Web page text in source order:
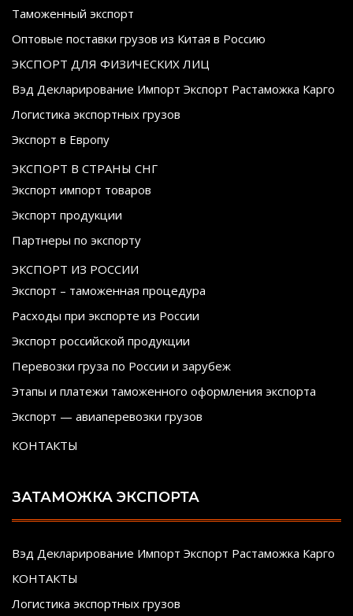
Таможенный экспорт
Оптовые поставки грузов из Китая в Россию
ЭКСПОРТ ДЛЯ ФИЗИЧЕСКИХ ЛИЦ
Вэд Декларирование Импорт Экспорт Растаможка Карго
Логистика экспортных грузов
Экспорт в Европу
ЭКСПОРТ В СТРАНЫ СНГ
Экспорт импорт товаров
Экспорт продукции
Партнеры по экспорту
ЭКСПОРТ ИЗ РОССИИ
Экспорт – таможенная процедура
Расходы при экспорте из России
Экспорт российской продукции
Перевозки груза по России и зарубеж
Этапы и платежи таможенного оформления экспорта
Экспорт — авиаперевозки грузов
КОНТАКТЫ
ЗАТАМОЖКА ЭКСПОРТА
Вэд Декларирование Импорт Экспорт Растаможка Карго
КОНТАКТЫ
Логистика экспортных грузов